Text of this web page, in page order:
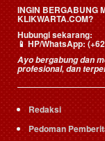
INGIN BERGABUNG
KLIKWARTA.COM?
Hubungi sekarang:
📱HP/WhatsApp:
Ayo bergabung dan
profesional, dan
Redaksi
Pedoman